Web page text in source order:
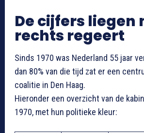
De cijfers liegen
rechts regeert
Sinds 1970 was Nederland 55 jaar
dan 80% van die tijd zat er een
coalitie in Den Haag.
Hieronder een overzicht van de
1970, met hun politieke kleur: